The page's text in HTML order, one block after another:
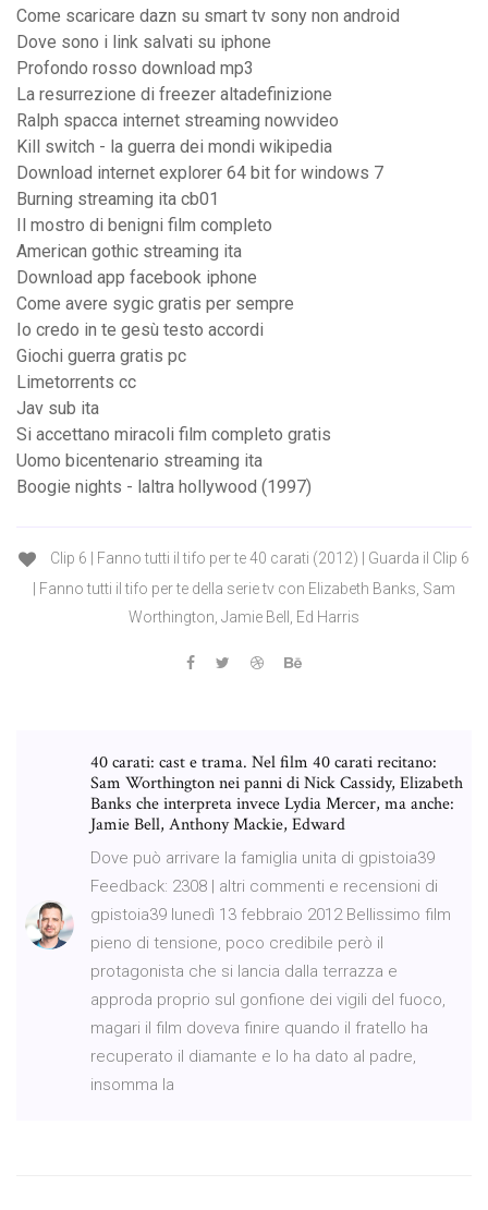
Come scaricare dazn su smart tv sony non android
Dove sono i link salvati su iphone
Profondo rosso download mp3
La resurrezione di freezer altadefinizione
Ralph spacca internet streaming nowvideo
Kill switch - la guerra dei mondi wikipedia
Download internet explorer 64 bit for windows 7
Burning streaming ita cb01
Il mostro di benigni film completo
American gothic streaming ita
Download app facebook iphone
Come avere sygic gratis per sempre
Io credo in te gesù testo accordi
Giochi guerra gratis pc
Limetorrents cc
Jav sub ita
Si accettano miracoli film completo gratis
Uomo bicentenario streaming ita
Boogie nights - laltra hollywood (1997)
Clip 6 | Fanno tutti il tifo per te 40 carati (2012) | Guarda il Clip 6
| Fanno tutti il tifo per te della serie tv con Elizabeth Banks, Sam
Worthington, Jamie Bell, Ed Harris
40 carati: cast e trama. Nel film 40 carati recitano:
Sam Worthington nei panni di Nick Cassidy, Elizabeth
Banks che interpreta invece Lydia Mercer, ma anche:
Jamie Bell, Anthony Mackie, Edward
Dove può arrivare la famiglia unita di gpistoia39
Feedback: 2308 | altri commenti e recensioni di
gpistoia39 lunedì 13 febbraio 2012 Bellissimo film
pieno di tensione, poco credibile però il
protagonista che si lancia dalla terrazza e
approda proprio sul gonfione dei vigili del fuoco,
magari il film doveva finire quando il fratello ha
recuperato il diamante e lo ha dato al padre,
insomma la